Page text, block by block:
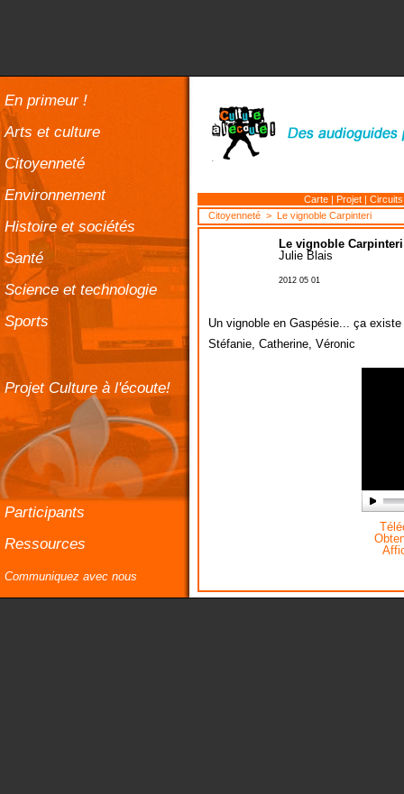
En primeur !
Arts et culture
Citoyenneté
Environnement
Histoire et sociétés
Santé
Science et technologie
Sports
Projet Culture à l'écoute!
Participants
Ressources
Communiquez avec nous
Carte | Projet |
Citoyenneté > Le vignoble Carpinteri
Le vignoble Carpinteri
Julie Blais
2012 05 01
Un vignoble en Gaspésie... ça existe
Stéfanie, Catherine, Véronic